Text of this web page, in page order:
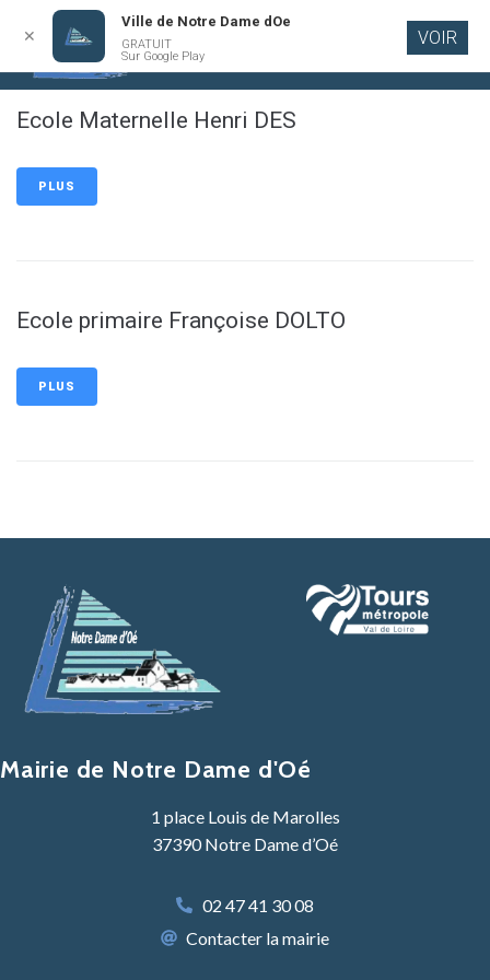
contenu
Ecole Maternelle Henri DES
PLUS
Ecole primaire Françoise DOLTO
PLUS
Mairie de Notre Dame d'Oé
1 place Louis de Marolles
37390 Notre Dame d’Oé
02 47 41 30 08
Contacter la mairie
✕
Ville de Notre Dame dOe
GRATUIT
Sur Google Play
VOIR